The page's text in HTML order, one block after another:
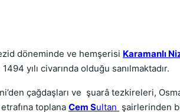
döneminde ve hemşerisi Karamanlı
yılı civarında olduğu sanılmaktadır.
çağdaşları ve şuarâ tezkireleri,
etrafına toplana Cem Sultan şairlerinden